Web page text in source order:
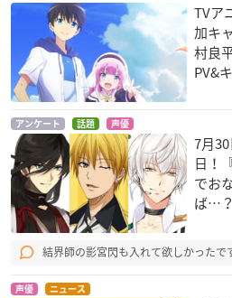
TVア
加キ
村良
PV&
アンケート 話題 声優
7月
日！
でお
ば…？
結界師の影宮閃も入れて欲しかったで
声優 ニュース